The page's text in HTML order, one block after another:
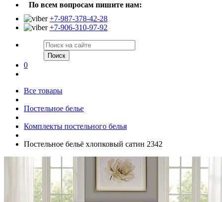
По всем вопросам пишите нам:
+7-987-378-42-28
+7-906-310-97-92
Поиск
0
Все товары
Постельное белье
Комплекты постельного белья
Постельное бельё хлопковый сатин 2342